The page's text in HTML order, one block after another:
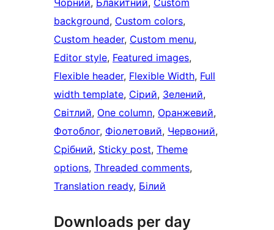
Чорний, Блакитний, Custom
background, Custom colors
Custom header, Custom menu
Editor style, Featured images
Flexible header, Flexible Width, Full
width template, Сірий, Зелений
Світлий, One column, Оранжевий
Фотоблог, Фіолетовий, Червоний
Срібний, Sticky post, Theme
options, Threaded comments
Translation ready, Білий
Downloads per day